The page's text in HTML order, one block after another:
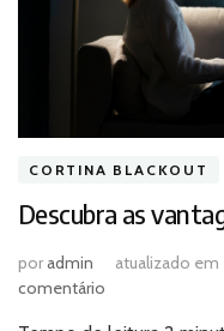
CORTINA BLACKOUT
Descubra as
poradmin atualizado em
comentário